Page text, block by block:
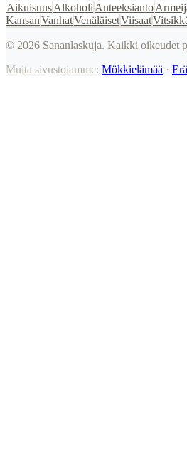
AikuisuusAlkoholi Anteeksianto
KansanVanhatVenäläisetViisaat
© 2026 Sananlaskuja. Kaikki oikeudet
Muita sivustojamme: Mökkielämää ·